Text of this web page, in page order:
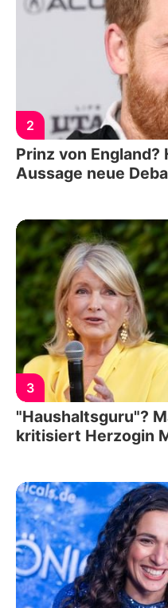
2
Prinz von
Aussage neue
3
"Haushaltsguru"?
kritisiert Herzogin